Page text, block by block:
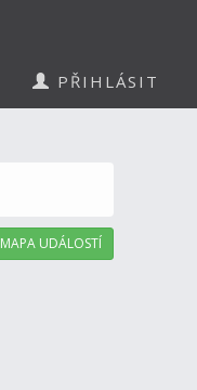
PŘIHLÁSIT
MAPA UDÁLOSTÍ